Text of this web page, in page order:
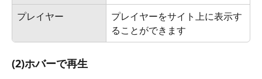
プレイヤー
プレイヤーをサイト上に表示す
ることができます
(2)ホバーで再生